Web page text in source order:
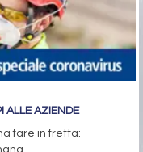
ALLE AZIENDE
fare in fretta: